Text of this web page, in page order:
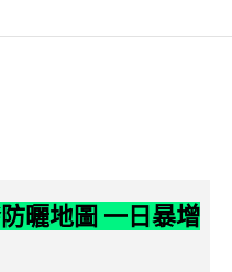
曬地圖 一日暴增